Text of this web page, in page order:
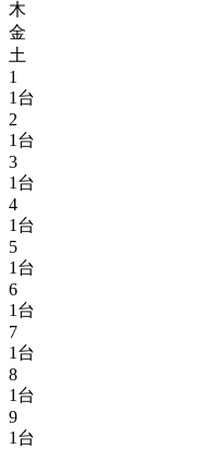
木
金
土
1
1台
2
1台
3
1台
4
1台
5
1台
6
1台
7
1台
8
1台
9
1台